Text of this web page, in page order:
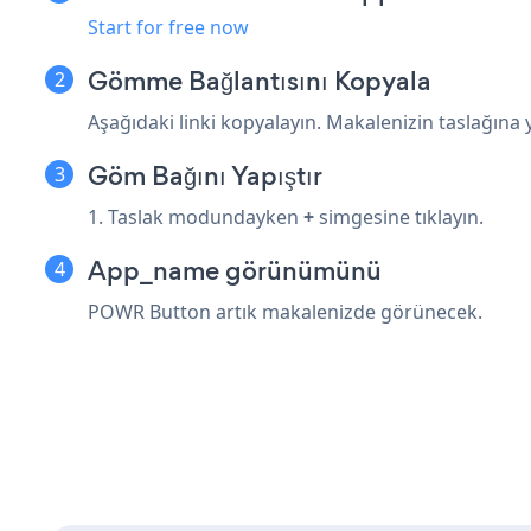
Start for free now
Gömme Bağlantısını Kopyala
Aşağıdaki linki kopyalayın. Makalenizin taslağına
Göm Bağını Yapıştır
1. Taslak modundayken +simgesine tıklayın.
App_name görünümünü
POWR Button artık makalenizde görünecek.